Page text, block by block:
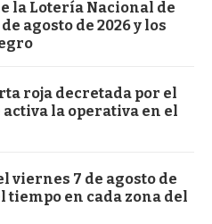
la Lotería Nacional de
agosto de 2026 y los
roja decretada por el
la operativa en el
viernes 7 de agosto de
tiempo en cada zona del